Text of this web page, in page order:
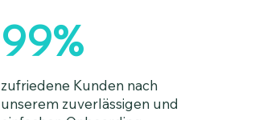
99%
zufriedene Kunden nach
unserem zuverlässigen und